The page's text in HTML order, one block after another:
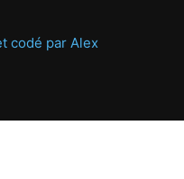
codé par Alex
d’emploi